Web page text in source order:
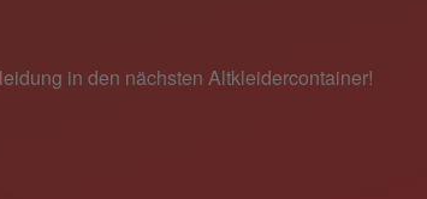
in den nächsten Altkleidercontainer!